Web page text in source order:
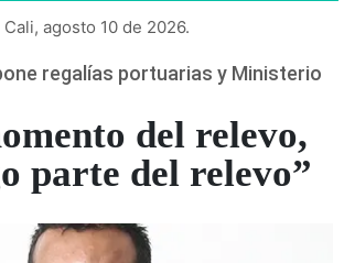
Cali, agosto 10 de 2026.
regalías portuarias y Ministerio
del relevo,
parte del relevo”